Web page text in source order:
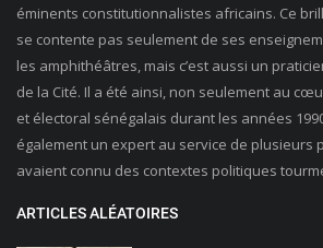
éminents constitutionnalistes africains. Ce
se contente pas seulement de ses
les amphithéâtres, mais c’est aussi un
de la Cité. Il a été ainsi, non seulement au
et électoral sénégalais durant les années
également un expert au service de plusieurs
avaient connu des contextes politiques
ARTICLES ALÉATOIRES